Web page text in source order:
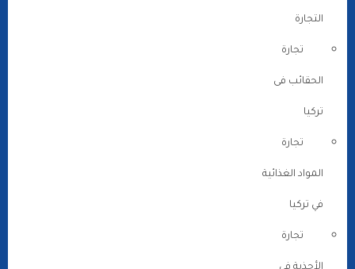
التجارة
تجارة
الحقائب فى
تركيا
تجارة
المواد الغذائية
في تركيا
تجارة